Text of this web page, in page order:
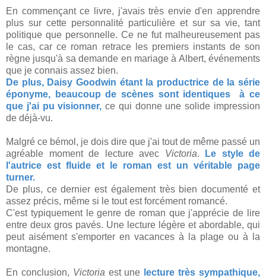
En commençant ce livre, j'avais très envie d'en apprendre
plus sur cette personnalité particulière et sur sa vie, tant
politique que personnelle. Ce ne fut malheureusement pas
le cas, car ce roman retrace les premiers instants de son
règne jusqu'à sa demande en mariage à Albert, événements
que je connais assez bien.
De plus, Daisy Goodwin étant la productrice de la série
éponyme, beaucoup de scènes sont identiques à ce
que j'ai pu visionner, ce qui donne une solide impression
de déjà-vu.
Malgré ce bémol, je dois dire que j'ai tout de même passé un
agréable moment de lecture avec Victoria.
Le style de
l'autrice est fluide et le roman est un véritable page
turner.
De plus, ce dernier est également très bien documenté et
assez précis, même si le tout est forcément romancé.
C'est typiquement le genre de roman que j'apprécie de lire
entre deux gros pavés. Une lecture légère et abordable, qui
peut aisément s'emporter en vacances à la plage ou à la
montagne.
En conclusion, Victoria est une lecture très sympathique,